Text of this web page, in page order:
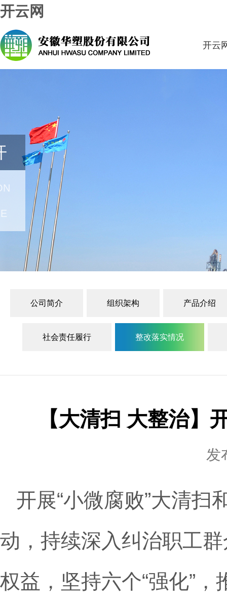
开云网
开云
公司简介 组织架构 产品介绍
社会责任履行 整改落实情况
【大清扫 大整治】
发
开展“小微腐败”大清
动，持续深入纠治职工
权益，坚持六个“强化”